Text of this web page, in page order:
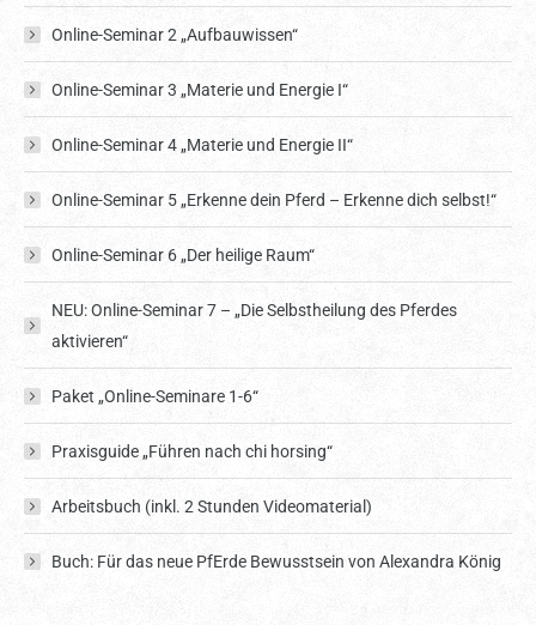
Online-Seminar 2 „Aufbauwissen“
Online-Seminar 3 „Materie und Energie I“
Online-Seminar 4 „Materie und Energie II“
Online-Seminar 5 „Erkenne dein Pferd – Erkenne dich selbst!“
Online-Seminar 6 „Der heilige Raum“
NEU: Online-Seminar 7 – „Die Selbstheilung des Pferdes
aktivieren“
Paket „Online-Seminare 1-6“
Praxisguide „Führen nach chi horsing“
Arbeitsbuch (inkl. 2 Stunden Videomaterial)
Buch: Für das neue PfErde Bewusstsein von Alexandra König